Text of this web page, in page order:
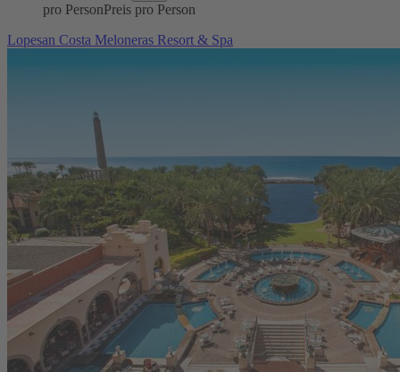
pro PersonPreis pro Person
Lopesan Costa Meloneras Resort & Spa